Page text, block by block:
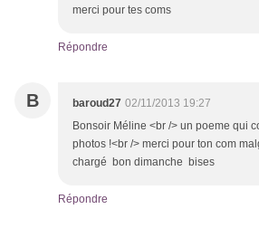
merci pour tes coms
Répondre
B baroud27 02/11/2013 19:27
Bonsoir Méline <br /> un poeme qui
photos !<br /> merci pour ton com
chargé bon dimanche bises
Répondre